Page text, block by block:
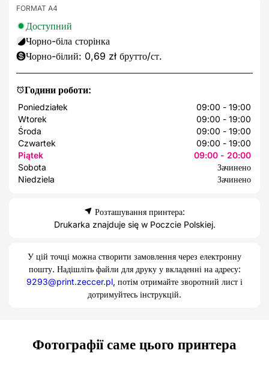
Години роботи:
Poniedziałek
09:00 - 19:00
Wtorek
09:00 - 19:00
Środa
09:00 - 19:00
Czwartek
09:00 - 19:00
Piątek
09:00 - 20:00
Sobota
Зачинено
Niedziela
Зачинено
FORMAT A4
Доступний
Чорно-біла сторінка
Чорно-білий: 0,69 zł брутто/ст.
Розташування принтера:
Drukarka znajduje się w Poczcie Polskiej.
У цій точці можна створити замовлення через електронну
пошту. Надішліть файли для друку у вкладенні на адресу:
9293@print.zeccer.pl, потім отримайте зворотний лист і
дотримуйтесь інструкцій.
Фотографії саме цього принтера